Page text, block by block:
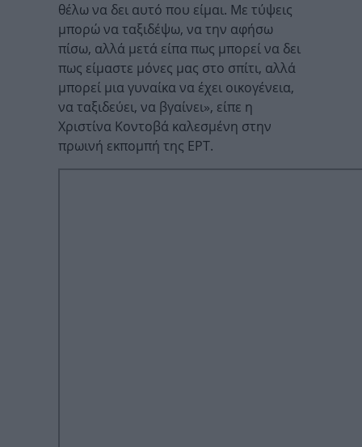
θέλω να δει αυτό που είμαι. Με τύψεις
μπορώ να ταξιδέψω, να την αφήσω
πίσω, αλλά μετά είπα πως μπορεί να δει
πως είμαστε μόνες μας στο σπίτι, αλλά
μπορεί μια γυναίκα να έχει οικογένεια,
να ταξιδεύει, να βγαίνει», είπε η
Χριστίνα Κοντοβά καλεσμένη στην
πρωινή εκπομπή της ΕΡΤ.